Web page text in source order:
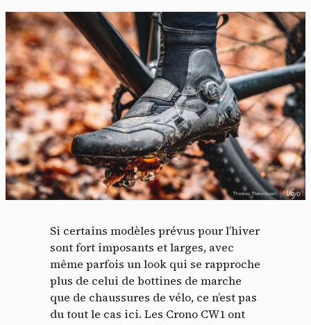
Si certains modèles prévus pour l’hiver
sont fort imposants et larges, avec
même parfois un look qui se rapproche
plus de celui de bottines de marche
que de chaussures de vélo, ce n’est pas
du tout le cas ici. Les Crono CW1 ont